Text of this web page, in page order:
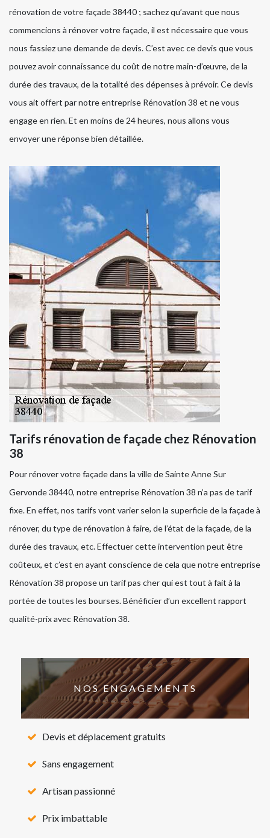
rénovation de votre façade 38440 ; sachez qu’avant que nous
commencions à rénover votre façade, il est nécessaire que vous
nous fassiez une demande de devis. C’est avec ce devis que vous
pouvez avoir connaissance du coût de notre main-d’œuvre, de la
durée des travaux, de la totalité des dépenses à prévoir. Ce devis
vous ait offert par notre entreprise Rénovation 38 et ne vous
engage en rien. Et en moins de 24 heures, nous allons vous
envoyer une réponse bien détaillée.
Tarifs rénovation de façade chez Rénovation
38
Pour rénover votre façade dans la ville de Sainte Anne Sur
Gervonde 38440, notre entreprise Rénovation 38 n’a pas de tarif
fixe. En effet, nos tarifs vont varier selon la superficie de la façade à
rénover, du type de rénovation à faire, de l’état de la façade, de la
durée des travaux, etc. Effectuer cette intervention peut être
coûteux, et c’est en ayant conscience de cela que notre entreprise
Rénovation 38 propose un tarif pas cher qui est tout à fait à la
portée de toutes les bourses. Bénéficier d’un excellent rapport
qualité-prix avec Rénovation 38.
NOS ENGAGEMENTS
Devis et déplacement gratuits
Sans engagement
Artisan passionné
Prix imbattable